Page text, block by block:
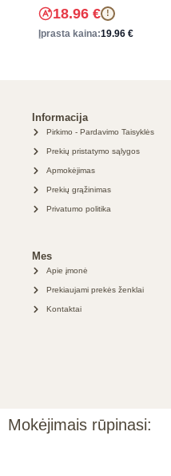
18.96 € !
Įprasta kaina:19.96 €
Informacija
Pirkimo - Pardavimo Taisyklės
Prekių pristatymo sąlygos
Apmokėjimas
Prekių grąžinimas
Privatumo politika
Mes
Apie įmonė
Prekiaujami prekės ženklai
Kontaktai
Mokėjimais rūpinasi: